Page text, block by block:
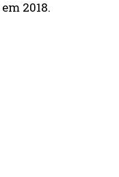
2018.